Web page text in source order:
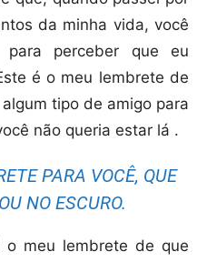
da minha vida, você
para perceber que eu
é o meu lembrete de
tipo de amigo para
não queria estar lá .
PARA VOCÊ, QUE
NO ESCURO.
meu lembrete de que